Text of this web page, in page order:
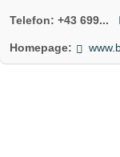
Telefon:+43 699...
Homepage: